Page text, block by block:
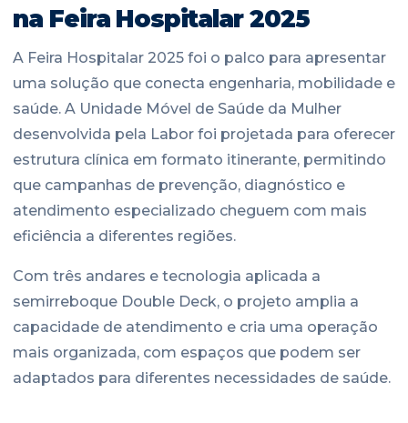
na Feira Hospitalar 2025
A Feira Hospitalar 2025 foi o palco para apresentar
uma solução que conecta engenharia, mobilidade e
saúde. A Unidade Móvel de Saúde da Mulher
desenvolvida pela Labor foi projetada para oferecer
estrutura clínica em formato itinerante, permitindo
que campanhas de prevenção, diagnóstico e
atendimento especializado cheguem com mais
eficiência a diferentes regiões.
Com três andares e tecnologia aplicada a
semirreboque Double Deck, o projeto amplia a
capacidade de atendimento e cria uma operação
mais organizada, com espaços que podem ser
adaptados para diferentes necessidades de saúde.